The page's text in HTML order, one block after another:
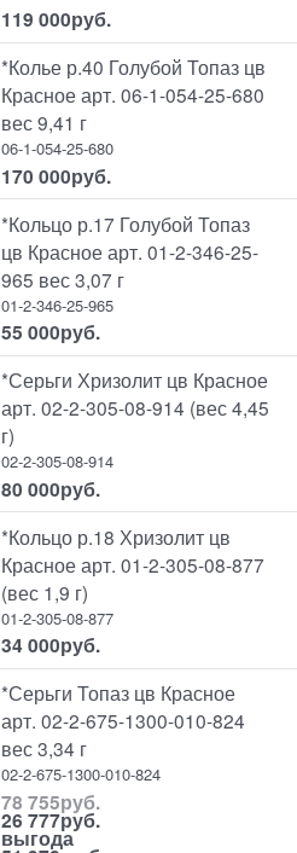
119 000руб.
*Колье р.40 Голубой Топаз цв
Красное арт. 06-1-054-25-680
вес 9,41 г
06-1-054-25-680
170 000руб.
*Кольцо р.17 Голубой Топаз
цв Красное арт. 01-2-346-25-
965 вес 3,07 г
01-2-346-25-965
55 000руб.
*Серьги Хризолит цв Красное
арт. 02-2-305-08-914 (вес 4,45
г)
02-2-305-08-914
80 000руб.
*Кольцо р.18 Хризолит цв
Красное арт. 01-2-305-08-877
(вес 1,9 г)
01-2-305-08-877
34 000руб.
*Серьги Топаз цв Красное
арт. 02-2-675-1300-010-824
вес 3,34 г
02-2-675-1300-010-824
78 755руб.
26 777руб.
выгода